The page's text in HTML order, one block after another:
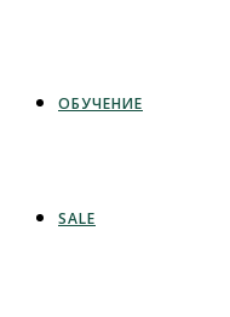
ОБУЧЕНИЕ
SALE